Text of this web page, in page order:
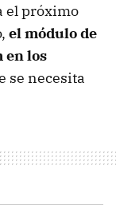
el próximo
el módulo de
en los
se necesita